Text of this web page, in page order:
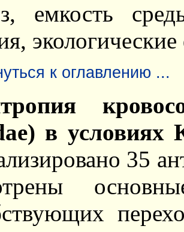
емкость
к оглавлению ...
в
35